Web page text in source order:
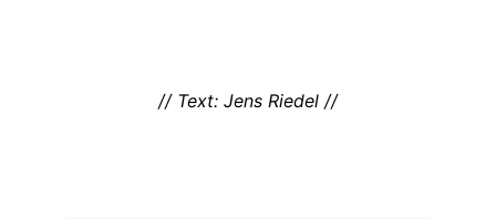
// Text: Jens Riedel //